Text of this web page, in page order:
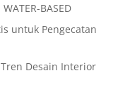
BASED
untuk Pengecatan
Desain Interior